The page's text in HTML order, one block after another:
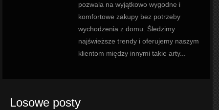
pozwala na wyjątkowo wygodne i
komfortowe zakupy bez potrzeby
wychodzenia z domu. Śledzimy
najświeższe trendy i oferujemy naszym
klientom między innymi takie arty...
Losowe posty